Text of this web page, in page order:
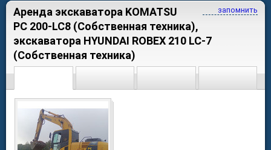
запомнить
Аренда экскаватора KOMATSU
PC 200-LC8 (Собственная техника),
экскаватора HYUNDAI ROBEX 210 LC-7
(Собственная техника)